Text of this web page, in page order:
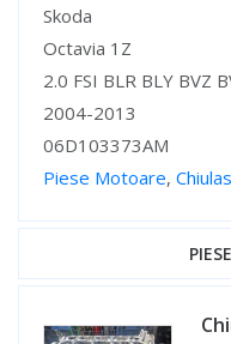
Specificații
Skoda
Octavia 1Z
2.0 FSI BLR BLY BVZ
2004-2013
06D103373AM
Piese Motoare,